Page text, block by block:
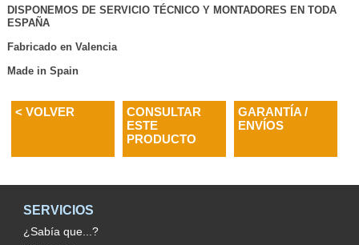
DISPONEMOS DE SERVICIO TÉCNICO Y MONTADORES EN TODA
ESPAÑA
Fabricado en Valencia
Made in Spain
< VOLVER
CONSULTAR
ESTE
PRODUCTO
GARANTÍA /
ENVÍOS
SERVICIOS
¿Sabía que...?